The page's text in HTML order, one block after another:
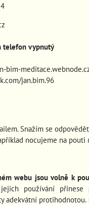
telefon vypnutý
bim-
jan.bim.96
Snažím se
nocujeme na pouti
webu jsou volně k
používání přinese
adekvátní protihodnotou.